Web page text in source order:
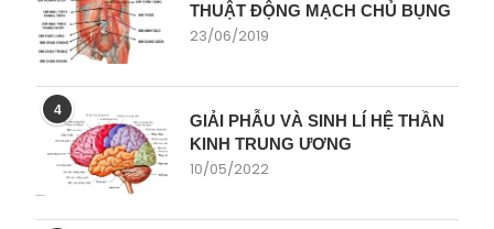
THUẬT ĐỘNG MẠCH CHỦ BỤNG
23/06/2019
4
GIẢI PHẪU VÀ SINH LÍ HỆ THẦN
KINH TRUNG ƯƠNG
10/05/2022